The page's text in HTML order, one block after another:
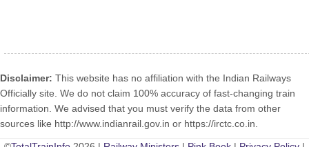
Disclaimer: This website has no affiliation with the Indian Railways
Officially site. We do not claim 100% accuracy of fast-changing train
information. We advised that you must verify the data from other
sources like http://www.indianrail.gov.in or https://irctc.co.in.